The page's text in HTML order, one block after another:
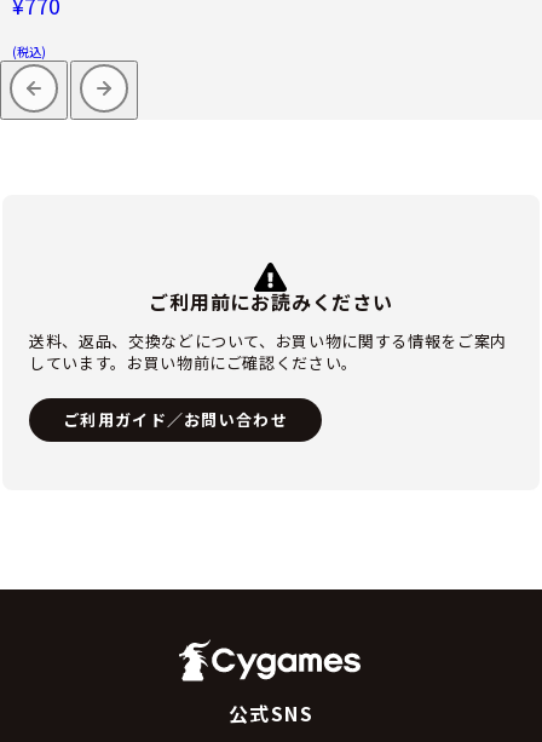
(税込)
ご利用前にお読みください
送料、返品、交換などについて、お買い物に関する情報をご案内
しています。お買い物前にご確認ください。
ご利用ガイド／お問い合わせ
公式SNS